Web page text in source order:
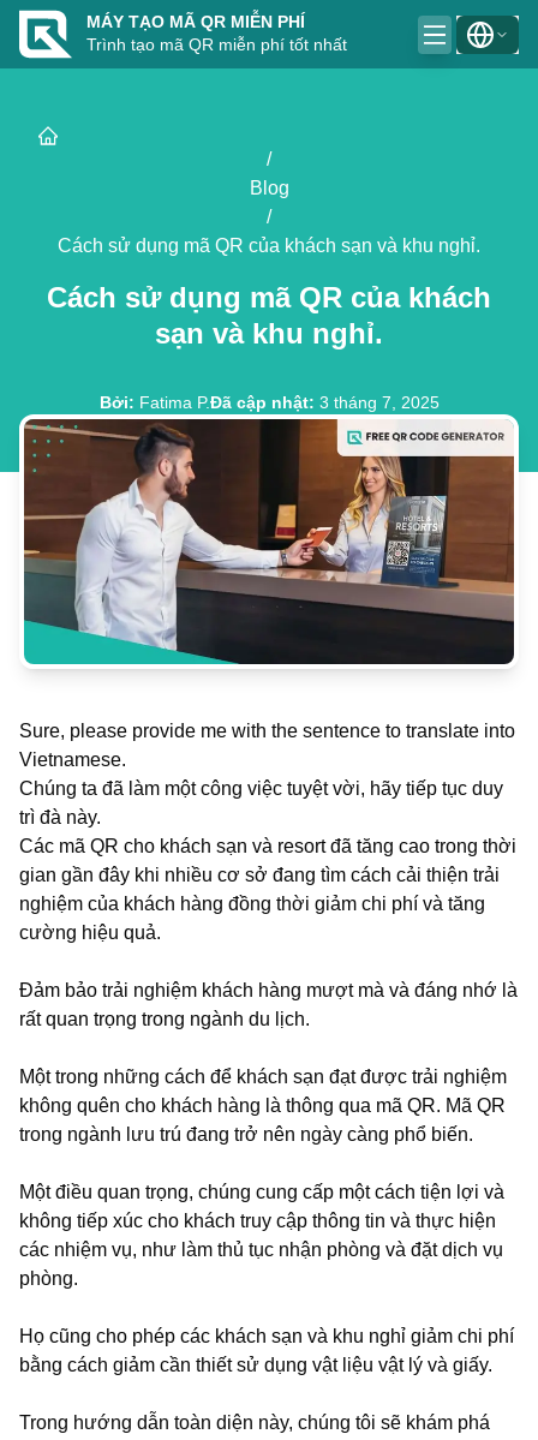
MÁY TẠO MÃ QR MIỄN PHÍ
Trình tạo mã QR miễn phí tốt nhất
/
Blog
/
Cách sử dụng mã QR của khách sạn và khu nghỉ.
Cách sử dụng mã QR của khách
sạn và khu nghỉ.
Bởi: Fatima P.Đã cập nhật: 3 tháng 7, 2025
Sure, please provide me with the sentence to translate into
Vietnamese.
Chúng ta đã làm một công việc tuyệt vời, hãy tiếp tục duy
trì đà này.
Các mã QR cho khách sạn và resort đã tăng cao trong thời
gian gần đây khi nhiều cơ sở đang tìm cách cải thiện trải
nghiệm của khách hàng đồng thời giảm chi phí và tăng
cường hiệu quả.
Đảm bảo trải nghiệm khách hàng mượt mà và đáng nhớ là
rất quan trọng trong ngành du lịch.
Một trong những cách để khách sạn đạt được trải nghiệm
không quên cho khách hàng là thông qua mã QR. Mã QR
trong ngành lưu trú đang trở nên ngày càng phổ biến.
Một điều quan trọng, chúng cung cấp một cách tiện lợi và
không tiếp xúc cho khách truy cập thông tin và thực hiện
các nhiệm vụ, như làm thủ tục nhận phòng và đặt dịch vụ
phòng.
Họ cũng cho phép các khách sạn và khu nghỉ giảm chi phí
bằng cách giảm cần thiết sử dụng vật liệu vật lý và giấy.
Trong hướng dẫn toàn diện này, chúng tôi sẽ khám phá